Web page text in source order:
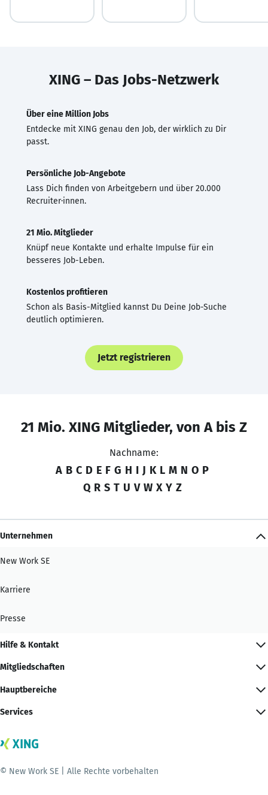
XING – Das Jobs-Netzwerk
Über eine Million Jobs
Entdecke mit XING genau den Job, der wirklich zu Dir
passt.
Persönliche Job-Angebote
Lass Dich finden von Arbeitgebern und über 20.000
Recruiter·innen.
21 Mio. Mitglieder
Knüpf neue Kontakte und erhalte Impulse für ein
besseres Job-Leben.
Kostenlos profitieren
Schon als Basis-Mitglied kannst Du Deine Job-Suche
deutlich optimieren.
Jetzt registrieren
21 Mio. XING Mitglieder, von A bis Z
Nachname:
A B C D E F G H I J K L M N O P
Q R S T U V W X Y Z
Unternehmen
New Work SE
Karriere
Presse
Hilfe & Kontakt
Mitgliedschaften
Hauptbereiche
Services
© New Work SE | Alle Rechte vorbehalten